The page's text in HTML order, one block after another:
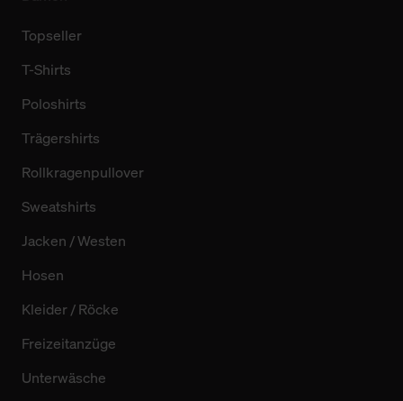
Topseller
T-Shirts
Poloshirts
Trägershirts
Rollkragenpullover
Sweatshirts
Jacken / Westen
Hosen
Kleider / Röcke
Freizeitanzüge
Unterwäsche